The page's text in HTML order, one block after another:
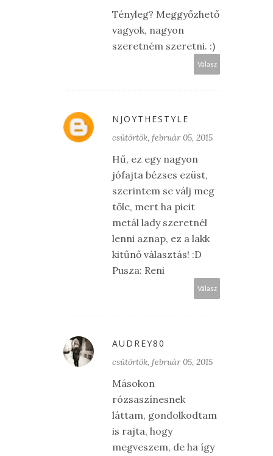
Tényleg? Meggyőzhető
vagyok, nagyon
szeretném szeretni. :)
Válasz
NJOYTHESTYLE
csütörtök, február 05, 2015
Hű, ez egy nagyon
jófajta bézses ezüst,
szerintem se válj meg
tőle, mert ha picit
metál lady szeretnél
lenni aznap, ez a lakk
kitűnő választás! :D
Pusza: Reni
Válasz
AUDREY80
csütörtök, február 05, 2015
Másokon
rózsaszínesnek
láttam, gondolkodtam
is rajta, hogy
megveszem, de ha így